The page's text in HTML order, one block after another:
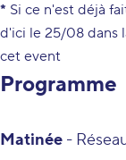
* Si ce n'est déjà
d'ici le 25/08 dans
cet event
Programme
Matinée -